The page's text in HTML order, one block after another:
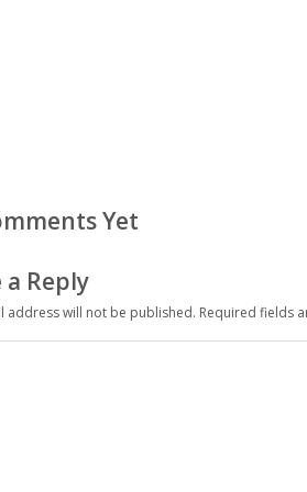
Yet
a Reply
address will not be published. Required fields